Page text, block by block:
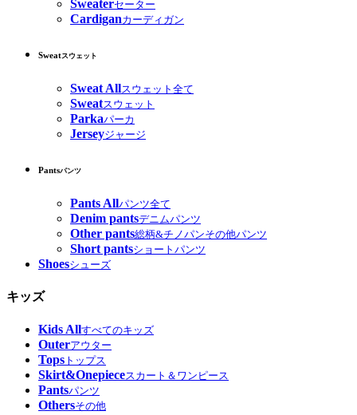
Sweaterセーター
Cardiganカーディガン
Sweatスウェット
Sweat Allスウェット全て
Sweatスウェット
Parkaパーカ
Jerseyジャージ
Pantsパンツ
Pants Allパンツ全て
Denim pantsデニムパンツ
Other pants総柄&チノパンその他パンツ
Short pantsショートパンツ
Shoesシューズ
キッズ
Kids Allすべてのキッズ
Outerアウター
Tops トップス
Skirt&Onepieceスカート＆ワンピース
Pantsパンツ
Othersその他